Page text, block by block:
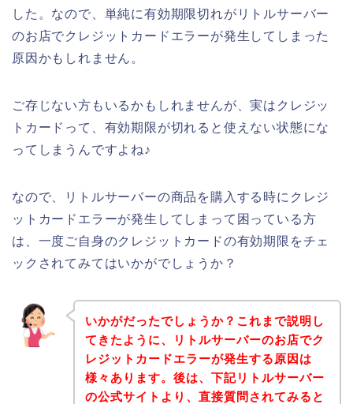
した。なので、単純に有効期限切れがリトルサーバー
のお店でクレジットカードエラーが発生してしまった
原因かもしれません。
ご存じない方もいるかもしれませんが、実はクレジッ
トカードって、有効期限が切れると使えない状態にな
ってしまうんですよね♪
なので、リトルサーバーの商品を購入する時にクレジ
ットカードエラーが発生してしまって困っている方
は、一度ご自身のクレジットカードの有効期限をチェ
ックされてみてはいかがでしょうか？
いかがだったでしょうか？これまで説明し
てきたように、リトルサーバーのお店でク
レジットカードエラーが発生する原因は
様々あります。後は、下記リトルサーバー
の公式サイトより、直接質問されてみると